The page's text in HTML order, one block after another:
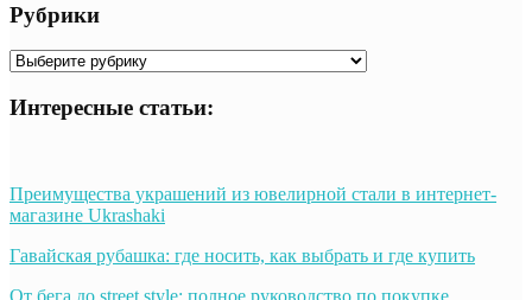
Рубрики
Рубрики
Интересные статьи:
Преимущества украшений из ювелирной стали в интернет-
магазине Ukrashaki
Гавайская рубашка: где носить, как выбрать и где купить
От бега до street style: полное руководство по покупке